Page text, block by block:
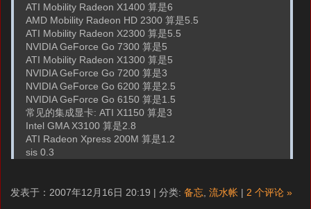
ATI Mobility Radeon X1400 算是6
AMD Mobility Radeon HD 2300 算是5.5
ATI Mobility Radeon X2300 算是5.5
NVIDIA GeForce Go 7300 算是5
ATI Mobility Radeon X1300 算是5
NVIDIA GeForce Go 7200 算是3
NVIDIA GeForce Go 6200 算是2.5
NVIDIA GeForce Go 6150 算是1.5
常见的集成显卡: ATI X1150 算是3
Intel GMA X3100 算是2.8
ATI Radeon Xpress 200M 算是1.2
sis 0.3
发表于：2007年12月16日 20:19 | 分类: 备忘, 流水帐 | 2 个评论 »